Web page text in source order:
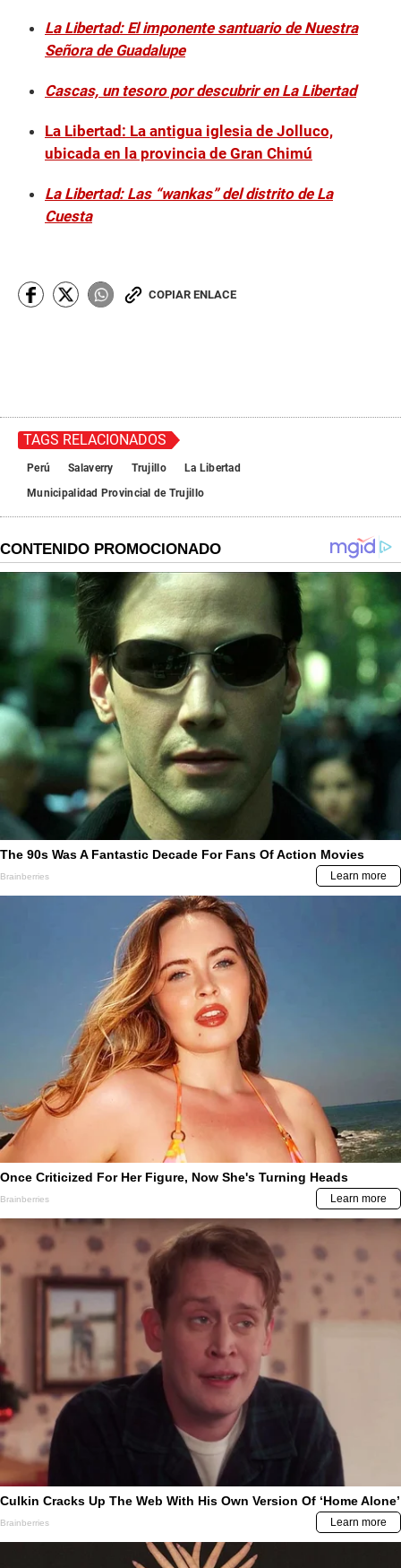
La Libertad: El imponente santuario de Nuestra
Señora de Guadalupe
Cascas, un tesoro por descubrir en La Libertad
La Libertad: La antigua iglesia de Jolluco,
ubicada en la provincia de Gran Chimú
La Libertad: Las “wankas” del distrito de La
Cuesta
COPIAR ENLACE
TAGS RELACIONADOS
Perú Salaverry Trujillo
La Libertad
Municipalidad Provincial de Trujillo